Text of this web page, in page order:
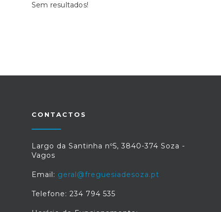
Sem resultados!
CONTACTOS
Largo da Santinha nº5, 3840-374 Soza -
Vagos
Email: geral@freguesiadesoza.pt
Telefone: 234 794 535